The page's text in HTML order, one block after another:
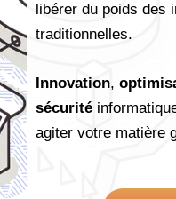
libérer du poids des
traditionnelles.
Innovation,
sécurité
agiter votre matière